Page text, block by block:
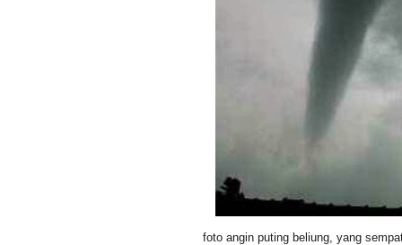
foto angin puting beliung, yang